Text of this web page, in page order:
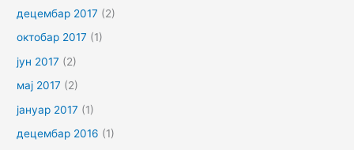
децембар 2017 (2)
октобар 2017 (1)
јун 2017 (2)
мај 2017 (2)
јануар 2017 (1)
децембар 2016 (1)